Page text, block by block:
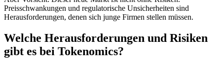
Preisschwankungen und regulatorische Unsicherheiten sind
Herausforderungen, denen sich junge Firmen stellen müssen.
Welche Herausforderungen und Risiken
gibt es bei Tokenomics?